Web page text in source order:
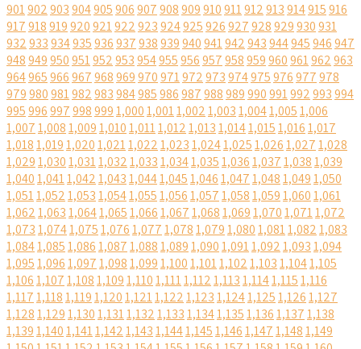
901902903904905906907908909910911912913914915916
917918919920921922923924925926927928929930931
932933934935936937938939940941942943944945946947
948949950951952953954955956957958959960961962963
964965966967968969970971972973974975976977978
979980981982983984985986987988989990991992993994
9959969979989991,0001,0011,0021,0031,0041,0051,006
1,0071,0081,0091,0101,0111,0121,0131,0141,0151,0161,017
1,0181,0191,0201,0211,0221,0231,0241,0251,0261,0271,028
1,0291,0301,0311,0321,0331,0341,0351,0361,0371,0381,039
1,0401,0411,0421,0431,0441,0451,0461,0471,0481,0491,050
1,0511,0521,0531,0541,0551,0561,0571,0581,0591,0601,061
1,0621,0631,0641,0651,0661,0671,0681,0691,0701,0711,072
1,0731,0741,0751,0761,0771,0781,0791,0801,0811,0821,083
1,0841,0851,0861,0871,0881,0891,0901,0911,0921,0931,094
1,0951,0961,0971,0981,0991,1001,1011,1021,1031,1041,105
1,1061,1071,1081,1091,1101,1111,1121,1131,1141,1151,116
1,1171,1181,1191,1201,1211,1221,1231,1241,1251,1261,127
1,1281,1291,1301,1311,1321,1331,1341,1351,1361,1371,138
1,1391,1401,1411,1421,1431,1441,1451,1461,1471,1481,149